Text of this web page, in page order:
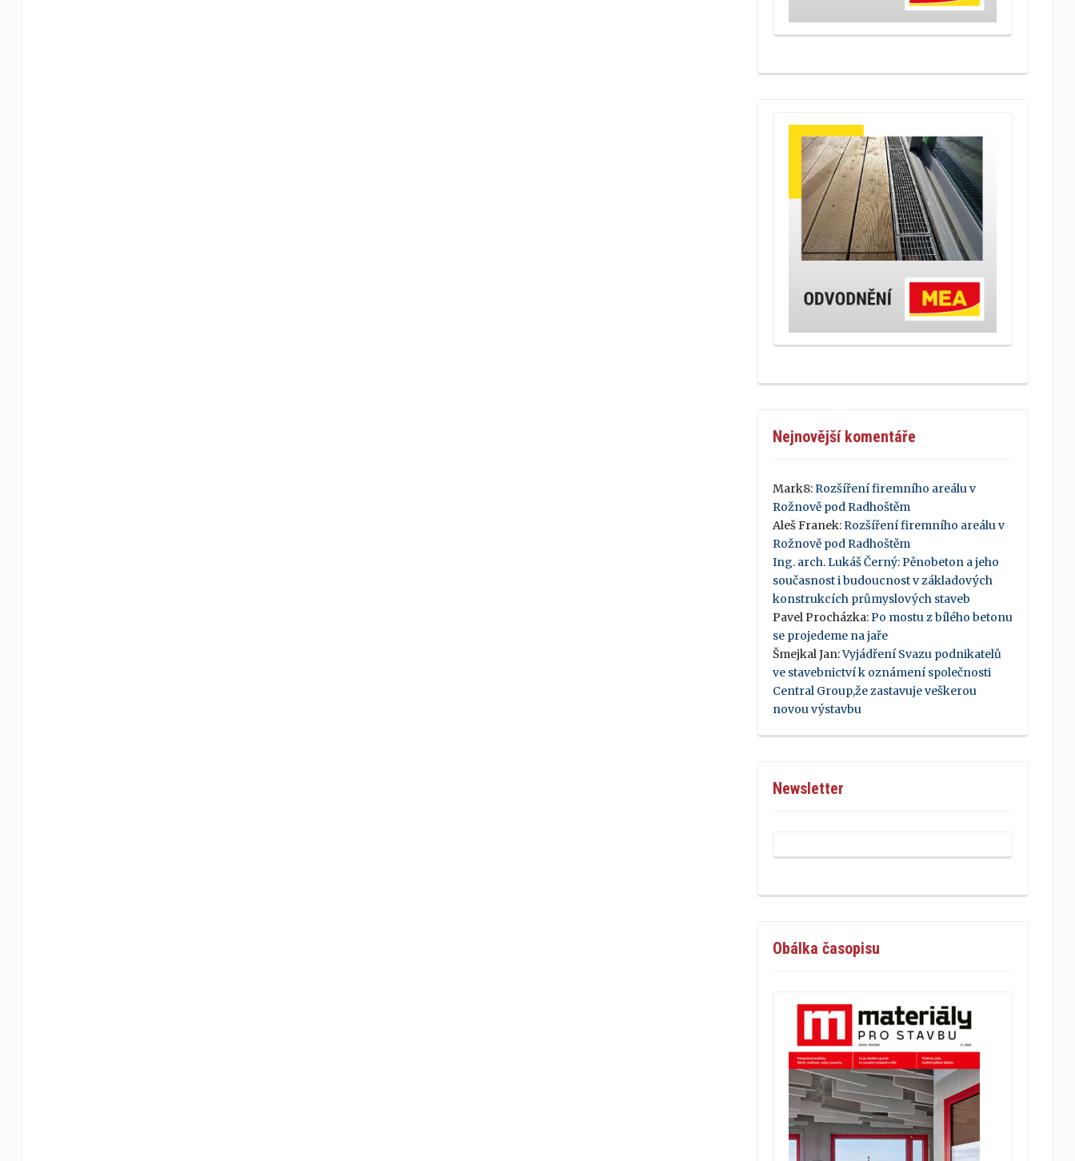
Nejnovější komentáře
Mark8:Rozšíření firemního areálu v
Rožnově pod Radhoštěm
Aleš Franek:Rozšíření firemního areálu v
Rožnově pod Radhoštěm
Ing. arch. Lukáš Černý:Pěnobeton a jeho
současnost i budoucnost v základových
konstrukcích průmyslových staveb
Pavel Procházka:Po mostu z bílého betonu
se projedeme na jaře
Šmejkal Jan:Vyjádření Svazu podnikatelů
ve stavebnictví k oznámení společnosti
Central Group,že zastavuje veškerou
novou výstavbu
Newsletter
Obálka časopisu